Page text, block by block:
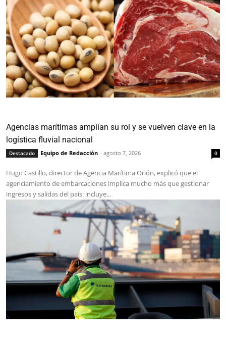
Agencias marítimas amplían su rol y se vuelven clave en la
logística fluvial nacional
Destacado Equipo de Redacción - agosto 7, 2026 0
Hugo Castillo, director de Agencia Marítima Orión, explicó que el
agenciamiento de embarcaciones implica mucho más que gestionar
ingresos y salidas del país: incluye...